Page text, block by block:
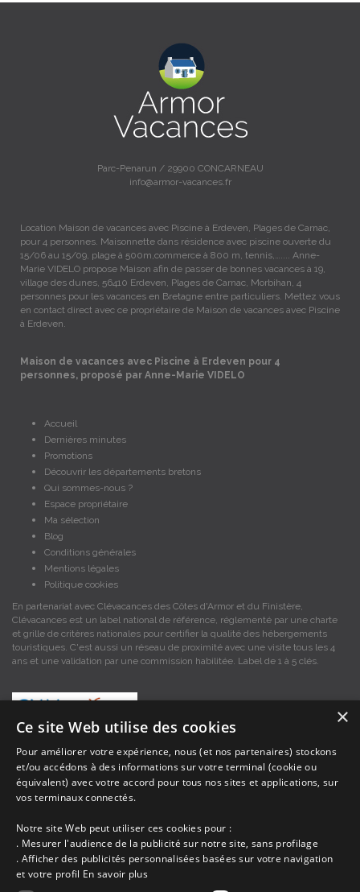
Parc-Penarun / 29900 CONCARNEAU
info@armor-vacances.fr
Location Maison de vacances avec Piscine à Erdeven, Plages de Carnac,
pour 4 personnes. Maisonnette dans résidence avec piscine ouverte du
15/06 au 15/09, plage à 500m,commerce à 800 m, tennis,….... Anne-
Marie VIDELO propose Maison afin de passer de bonnes vacances à 19,
village des dunes, 56410 Erdeven, Plages de Carnac, Morbihan, 4
personnes pour les vacances en Bretagne entre particuliers. Mettez vous
en contact direct avec ce propriétaire de Maison de vacances avec Piscine
à Erdeven.
Maison de vacances avec Piscine à Erdeven pour 4
personnes, proposé par Anne-Marie VIDELO
Accueil
Dernières minutes
Promotions
Découvrir les départements bretons
Qui sommes-nous ?
Espace propriétaire
Ma sélection
Blog
Conditions générales
Mentions légales
Politique cookies
En partenariat avec Clévacances des Côtes d'Armor et du Finistère,
Clévacances est un label national de référence, réglementé par une charte
et grille de critères nationales pour certifier la qualité des hébergements
touristiques. C'est aussi un réseau de proximité avec une visite tous les 4
ans et une validation par une commission habilitée. Label de 1 à 5 clés.
Les descriptions et photos contenues dans le site Armor-vacances sont sous
la responsabilité des propriétaires, ces informations sont indicatives et non
contractuelles. Les données sont protégées par copyright Armor-vacances.
Armor-vacances n'est pas un organisme et ne touche aucune commission
sur les locations, c'est simplement un annuaire d'hébergements de
vacances en Bretagne, un service de petites annonces de location DE
PARTICULIER A PARTICULIER.
×
Ce site Web utilise des cookies
Pour améliorer votre expérience, nous (et nos partenaires) stockons
et/ou accédons à des informations sur votre terminal (cookie ou
équivalent) avec votre accord pour tous nos sites et applications, sur
vos terminaux connectés.
Notre site Web peut utiliser ces cookies pour :
. Mesurer l'audience de la publicité sur notre site, sans profilage
. Afficher des publicités personnalisées basées sur votre navigation
et votre profil En savoir plus